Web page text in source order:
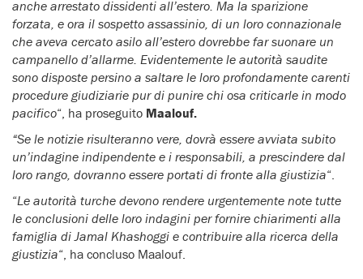
anche arrestato dissidenti all’estero. Ma la sparizione
forzata, e ora il sospetto assassinio, di un loro connazionale
che aveva cercato asilo all’estero dovrebbe far suonare un
campanello d’allarme. Evidentemente le autorità saudite
sono disposte persino a saltare le loro profondamente carenti
procedure giudiziarie pur di punire chi osa criticarle in modo
pacifico“, ha proseguito Maalouf.
“Se le notizie risulteranno vere, dovrà essere avviata subito
un’indagine indipendente e i responsabili, a prescindere dal
loro rango, dovranno essere portati di fronte alla giustizia“.
“Le autorità turche devono rendere urgentemente note tutte
le conclusioni delle loro indagini per fornire chiarimenti alla
famiglia di Jamal Khashoggi e contribuire alla ricerca della
giustizia“, ha concluso Maalouf.